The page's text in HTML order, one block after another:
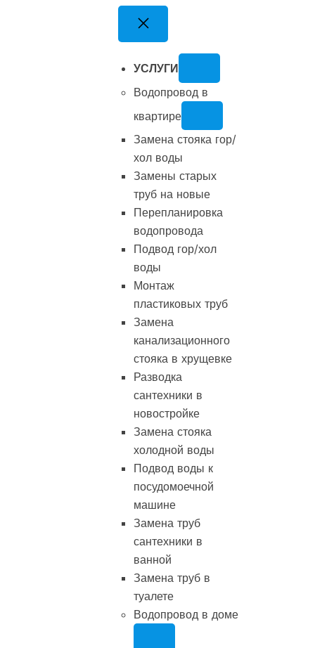
УСЛУГИ
Водопровод в
квартире
Замена стояка гор/
хол воды
Замены старых
труб на новые
Перепланировка
водопровода
Подвод гор/хол
воды
Монтаж
пластиковых труб
Замена
канализационного
стояка в хрущевке
Разводка
сантехники в
новостройке
Замена стояка
холодной воды
Подвод воды к
посудомоечной
машине
Замена труб
сантехники в
ванной
Замена труб в
туалете
Водопровод в доме